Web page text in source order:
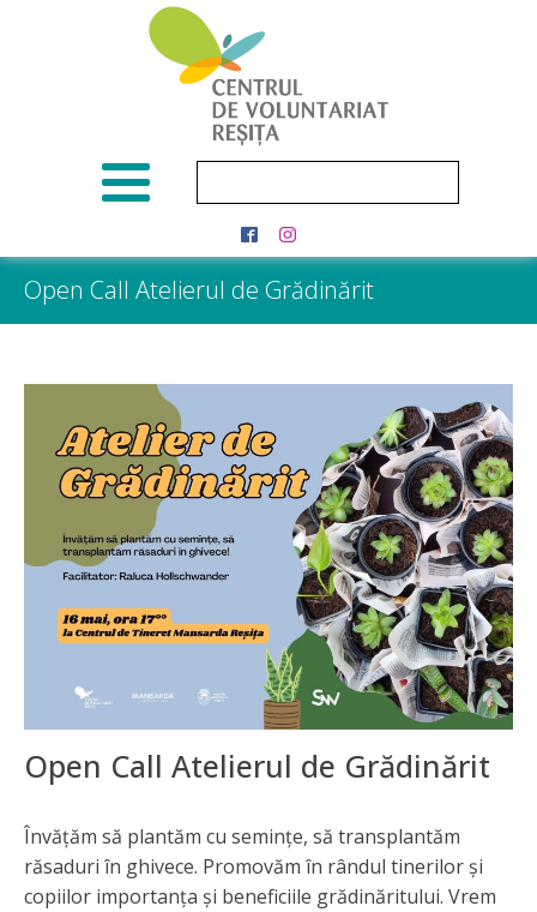
Open Call Atelierul de Grădinărit
Open Call Atelierul de Grădinărit
Învățăm să plantăm cu semințe, să transplantăm
răsaduri în ghivece. Promovăm în rândul tinerilor și
copiilor importanța și beneficiile grădinăritului. Vrem